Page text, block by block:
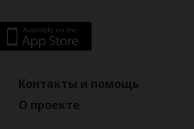
Контакты и помощь
О проекте